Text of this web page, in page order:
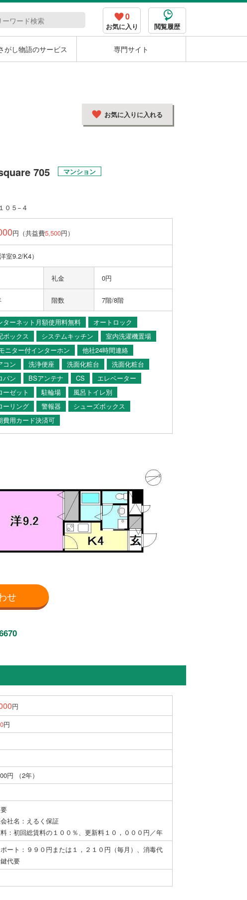
0
お気に入り 閲覧履歴
がし物語のサービス 専門サイト
お気に入りに入れる
705
マンション
０５−４
円（共益費5,500円）
室9.2/K4）
礼金 0円
階数 7階/8階
ターネット月額使用料無料
オートロック
ボックス
システムキッチン
室内洗濯機置場
ニター付インターホン
他社24時間連絡
コン
洗浄便座 洗面化粧台
洗面化粧台
パン
BSアンテナ CS
エレベーター
ーゼット
駐輪場
風呂トイレ別
ーリング
警報器
シューズボックス
費用カード決済可
せ
円
円
円 （2年）
社名：えるく保証
：初回総賃料の１００％、更新料１０，０００円／年
ポート：９９０円または１，２１０円（毎月）、消毒代
代要